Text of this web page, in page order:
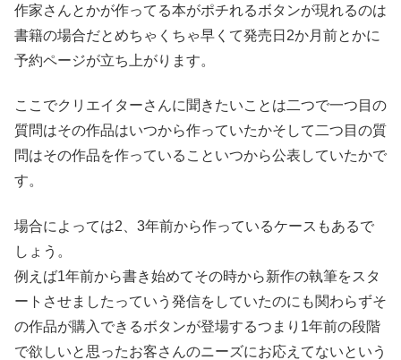
作家さんとかが作ってる本がポチれるボタンが現れるのは
書籍の場合だとめちゃくちゃ早くて発売日2か月前とかに
予約ページが立ち上がります。
ここでクリエイターさんに聞きたいことは二つで一つ目の
質問はその作品はいつから作っていたかそして二つ目の質
問はその作品を作っていることいつから公表していたかで
す。
場合によっては2、3年前から作っているケースもあるで
しょう。
例えば1年前から書き始めてその時から新作の執筆をスタ
ートさせましたっていう発信をしていたのにも関わらずそ
の作品が購入できるボタンが登場するつまり1年前の段階
で欲しいと思ったお客さんのニーズにお応えてないという